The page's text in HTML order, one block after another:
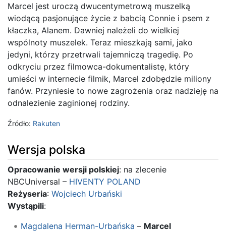
Marcel jest uroczą dwucentymetrową muszelką
wiodącą pasjonujące życie z babcią Connie i psem z
kłaczka, Alanem. Dawniej należeli do wielkiej
wspólnoty muszelek. Teraz mieszkają sami, jako
jedyni, którzy przetrwali tajemniczą tragedię. Po
odkryciu przez filmowca-dokumentalistę, który
umieści w internecie filmik, Marcel zdobędzie miliony
fanów. Przyniesie to nowe zagrożenia oraz nadzieję na
odnalezienie zaginionej rodziny.
Źródło: Rakuten
Wersja polska
Opracowanie wersji polskiej: na zlecenie
NBCUniversal – HIVENTY POLAND
Reżyseria: Wojciech Urbański
Wystąpili:
Magdalena Herman-Urbańska – Marcel